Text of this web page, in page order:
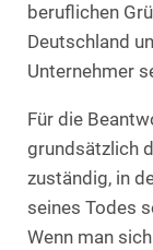
beruflichen
Deutschland
Unternehmer
Für die
grundsätzlich
zuständig, in
seines Todes
Wenn man